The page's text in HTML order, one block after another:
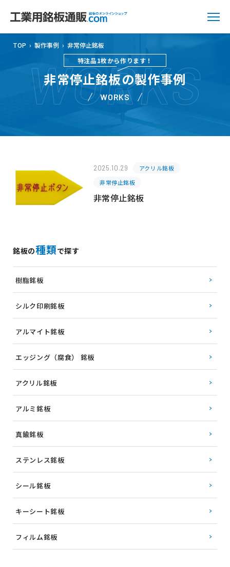
TOP › 製作事例 › 非常停止銘板
非常停止銘板の製作事例
WORKS
WORKS
特注品1枚から作ります！
銘板の種類で探す
樹脂銘板
シルク印刷銘板
アルマイト銘板
エッジング（腐食） 銘板
アクリル銘板
アルミ銘板
真鍮銘板
ステンレス銘板
シール銘板
キーシート銘板
フィルム銘板
2025.10.29
アクリル銘板
非常停止銘板
非常停止銘板